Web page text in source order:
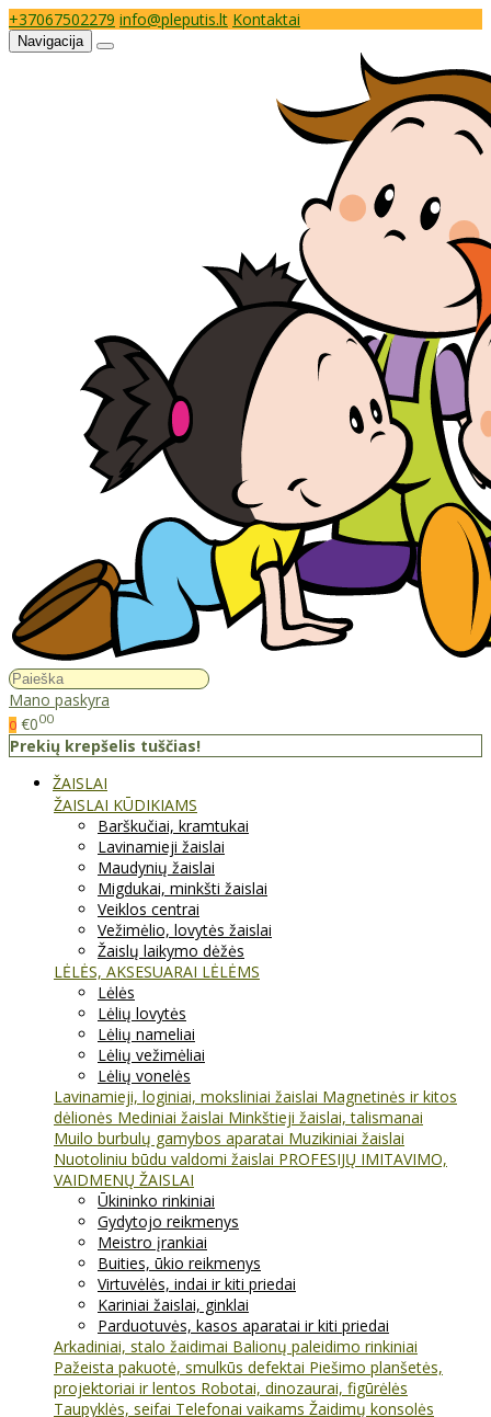
+37067502279 info@pleputis.lt Kontaktai
Navigacija
Mano paskyra
0 €000
Prekių krepšelis tuščias!
ŽAISLAI
ŽAISLAI KŪDIKIAMS
Barškučiai, kramtukai
Lavinamieji žaislai
Maudynių žaislai
Migdukai, minkšti žaislai
Veiklos centrai
Vežimėlio, lovytės žaislai
Žaislų laikymo dėžės
LĖLĖS, AKSESUARAI LĖLĖMS
Lėlės
Lėlių lovytės
Lėlių nameliai
Lėlių vežimėliai
Lėlių vonelės
Lavinamieji, loginiai, moksliniai žaislai Magnetinės ir kitos
dėlionės Mediniai žaislai Minkštieji žaislai, talismanai
Muilo burbulų gamybos aparatai Muzikiniai žaislai
Nuotoliniu būdu valdomi žaislai PROFESIJŲ IMITAVIMO,
VAIDMENŲ ŽAISLAI
Ūkininko rinkiniai
Gydytojo reikmenys
Meistro įrankiai
Buities, ūkio reikmenys
Virtuvėlės, indai ir kiti priedai
Kariniai žaislai, ginklai
Parduotuvės, kasos aparatai ir kiti priedai
Arkadiniai, stalo žaidimai Balionų paleidimo rinkiniai
Pažeista pakuotė, smulkūs defektai Piešimo planšetės,
projektoriai ir lentos Robotai, dinozaurai, figūrėlės
Taupyklės, seifai Telefonai vaikams Žaidimų konsolės